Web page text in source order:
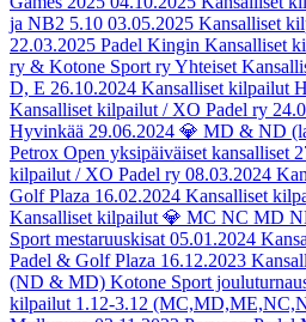
ja NB2 5.10 03.05.2025 Kansalliset
22.03.2025 Padel Kingin Kansalliset
ry & Kotone Sport ry Yhteiset
D, E 26.10.2024 Kansalliset kilpailut
Kansalliset kilpailut / XO Padel ry
Hyvinkää 29.06.2024 💎 MD & ND
Petrox Open yksipäiväiset kansalliset
kilpailut / XO Padel ry 08.03.2024
Golf Plaza 16.02.2024 Kansalliset
Kansalliset kilpailut 💎 MC NC MD
Sport mestaruuskisat 05.01.2024
Padel & Golf Plaza 16.12.2023
(ND & MD) Kotone Sport
kilpailut 1.12-3.12